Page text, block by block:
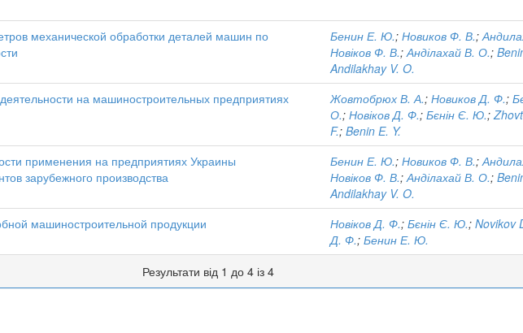
механической обработки деталей машин по
Бенин Е. Ю.; Новиков Ф. В.;
Новіков Ф. В.;Анділахай В. О.;
Andilakhay V. O.
на машиностроительных предприятиях
Жовтобрюх В. А.; Новиков Д. Ф.;
О.; Новіков Д. Ф.; Бєнін Є. Ю.;
F.; Benin E. Y.
применения на предприятиях Украины
зарубежного производства
Бенин Е. Ю.; Новиков Ф. В.;
Новіков Ф. В.;Анділахай В. О.;
Andilakhay V. O.
машиностроительной продукции Новіков Д. Ф.; Бєнін Є. Ю.; Novikov
Д. Ф.; Бенин Е. Ю.
Результати від 1 до 4 із 4